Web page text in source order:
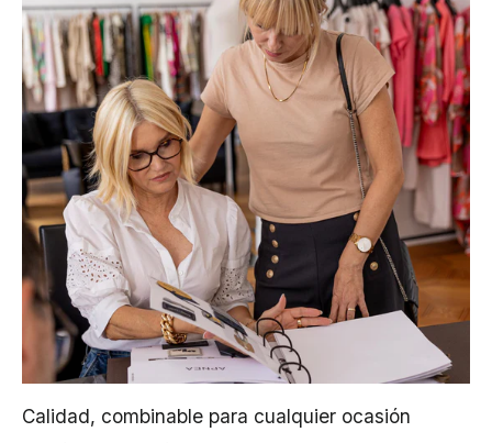
Calidad, combinable para cualquier ocasión